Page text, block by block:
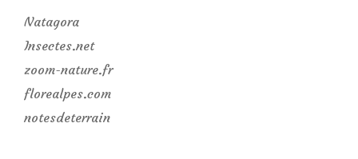
Natagora
Insectes.net
zoom-nature.fr
florealpes.com
notesdeterrain